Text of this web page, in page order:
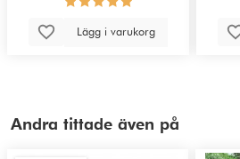
Lägg i varukorg
Andra tittade även på